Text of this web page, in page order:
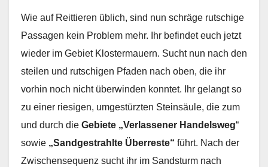
Wie auf Reittieren üblich, sind nun schräge rutschige
Passagen kein Problem mehr. Ihr befindet euch jetzt
wieder im Gebiet Klostermauern. Sucht nun nach den
steilen und rutschigen Pfaden nach oben, die ihr
vorhin noch nicht überwinden konntet. Ihr gelangt so
zu einer riesigen, umgestürzten Steinsäule, die zum
und durch die Gebiete „Verlassener Handelsweg“
sowie „Sandgestrahlte Überreste“ führt. Nach der
Zwischensequenz sucht ihr im Sandsturm nach